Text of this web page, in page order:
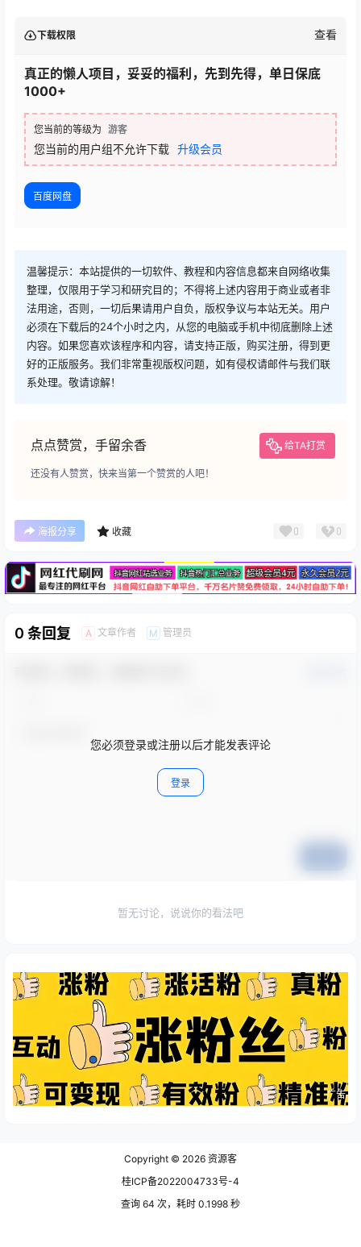
下载权限 查看
真正的懒人项目，妥妥的福利，先到先得，单日保底
1000+
您当前的等级为 游客
您当前的用户组不允许下载 升级会员
百度网盘
温馨提示：本站提供的一切软件、教程和内容信息都来自网络收集
整理，仅限用于学习和研究目的；不得将上述内容用于商业或者非
法用途，否则，一切后果请用户自负，版权争议与本站无关。用户
必须在下载后的24个小时之内，从您的电脑或手机中彻底删除上述
内容。如果您喜欢该程序和内容，请支持正版，购买注册，得到更
好的正版服务。我们非常重视版权问题，如有侵权请邮件与我们联
系处理。敬请谅解！
点点赞赏，手留余香 给TA打赏
还没有人赞赏，快来当第一个赞赏的人吧！
海报分享 收藏 0 0
广告
0 条回复 A 文章作者 M 管理员
您必须登录或注册以后才能发表评论
登录
暂无讨论，说说你的看法吧
广告
Copyright © 2026 资源客
桂ICP备2022004733号-4
查询 64 次，耗时 0.1998 秒